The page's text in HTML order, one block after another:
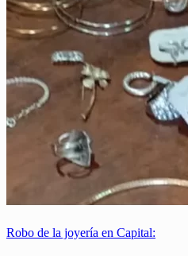
Robo de la joyería en Capital: